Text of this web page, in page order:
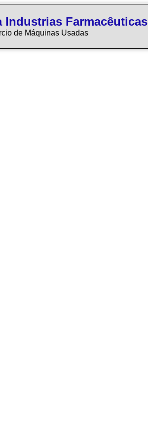
Industrias Farmacêuticas
de Máquinas Usadas